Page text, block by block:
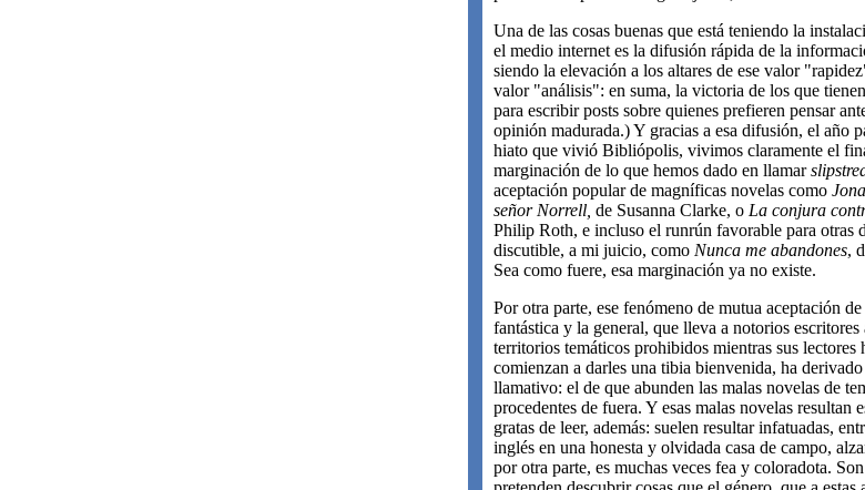
Una de las cosas buenas que está teniendo la
el medio internet es la difusión rápida de la
siendo la elevación a los altares de ese valor
valor "análisis": en suma, la victoria de los que
para escribir posts sobre quienes prefieren pensar
opinión madurada.) Y gracias a esa difusión, el año
hiato que vivió Bibliópolis, vivimos claramente el
marginación de lo que hemos dado en llamar
aceptación popular de magníficas novelas como
señor Norrell, de Susanna Clarke, o La conjura
Philip Roth, e incluso el runrún favorable para otras
discutible, a mi juicio, como Nunca me abandones,
Sea como fuere, esa marginación ya no existe.
Por otra parte, ese fenómeno de mutua aceptación
fantástica y la general, que lleva a notorios escritores
territorios temáticos prohibidos mientras sus lectores
comienzan a darles una tibia bienvenida, ha
llamativo: el de que abunden las malas novelas de
procedentes de fuera. Y esas malas novelas resultan
gratas de leer, además: suelen resultar infatuadas,
inglés en una honesta y olvidada casa de campo,
por otra parte, es muchas veces fea y coloradota.